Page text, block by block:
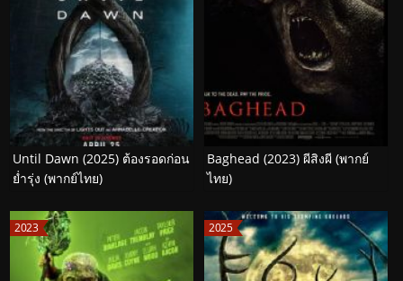
Until Dawn (2025) ต้องรอดก่อน
ย่ำรุ่ง (พากย์ไทย)
Baghead (2023) ผีสิงผี (พากย์
ไทย)
2023 2025